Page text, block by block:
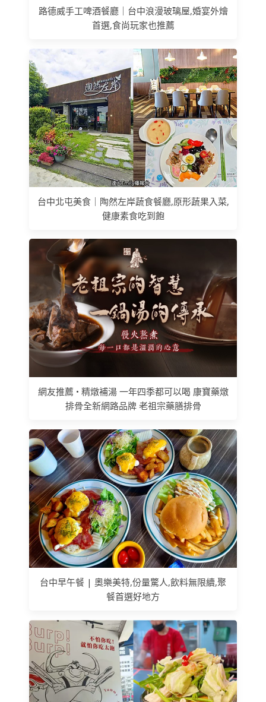
路德威手工啤酒餐廳｜台中浪漫玻璃屋,婚宴外燴
首選,食尚玩家也推薦
台中北屯美食｜陶然左岸蔬食餐廳,原形蔬果入菜,
健康素食吃到飽
網友推薦 • 精燉補湯 一年四季都可以喝 康寶藥燉
排骨全新網路品牌 老祖宗藥膳排骨
台中早午餐 | 奧樂美特,份量驚人,飲料無限續,聚
餐首選好地方